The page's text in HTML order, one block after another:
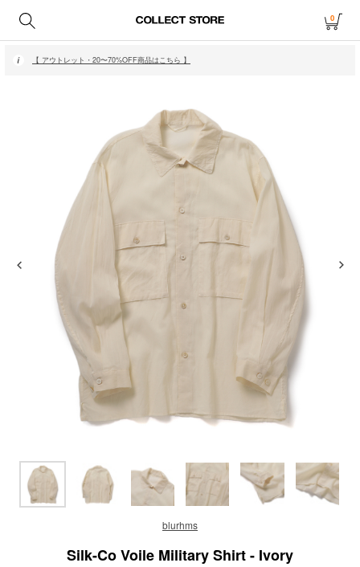
0
【 月〜金14時、土日祝12時までにご注文で当日発送・発送無休 】
【 アウトレット・20〜70%OFF商品はこちら 】
【 月〜金14時、土日祝12時までにご注文で当日発送・発送無休 】
blurhms
Silk-Co Voile Military Shirt - Ivory